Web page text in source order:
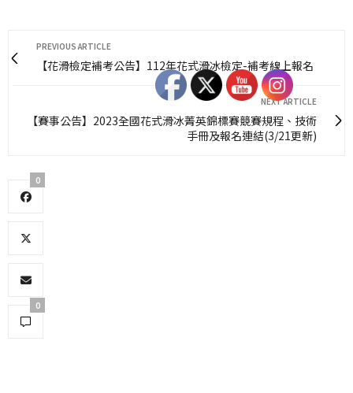
PREVIOUS ARTICLE
【花滑檢定補考公告】112年花式滑冰檢定-補考線上報名
NEXT ARTICLE
【賽事公告】2023全國花式滑冰菁英錦標賽競賽規程、技術
手冊及報名連結(3/21更新)
0
0